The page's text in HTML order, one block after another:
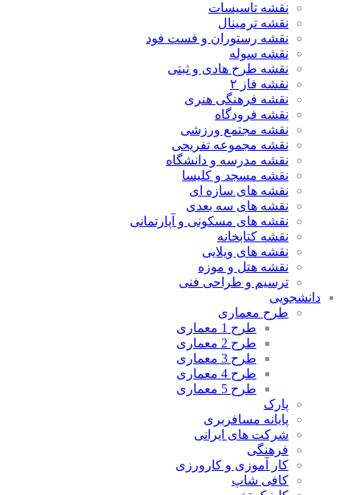
نقشه تاسیسات
نقشه ترمینال
نقشه رستوران و فست فود
نقشه سوله
نقشه طرح هادی و ثبتی
نقشه فاز ۲
نقشه فرهنگی هنری
نقشه فرودگاه
نقشه مجتمع ورزشی
نقشه مجموعه تفریحی
نقشه مدرسه و دانشگاه
نقشه مسجد و کلیسا
نقشه های سازه ای
نقشه های سه بعدی
نقشه های مسکونی و آپارتمانی
نقشه کتابخانه
نقشه های ویلایی
نقشه هتل و موزه
ترسیم و طراحی فنی
دانشجویی
طرح معماری
طرح 1 معماری
طرح 2 معماری
طرح 3 معماری
طرح 4 معماری
طرح 5 معماری
پارک
پایانه مسافربری
شرکت های ایرانی
فرهنگی
کار آموزی و کارورزی
کافی شاپ